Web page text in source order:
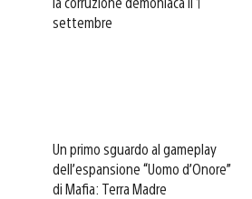
settembre
Un primo sguardo al gameplay
dell’espansione “Uomo d’Onore”
di Mafia: Terra Madre